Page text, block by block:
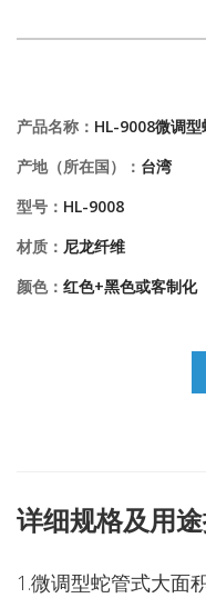
产品名称： HL-9008微调型
产地（所在国）： 台湾
型号： HL-9008
材质： 尼龙纤维
颜色： 红色+黑色或客制化
详细规格及用
1.微调型蛇管式大面